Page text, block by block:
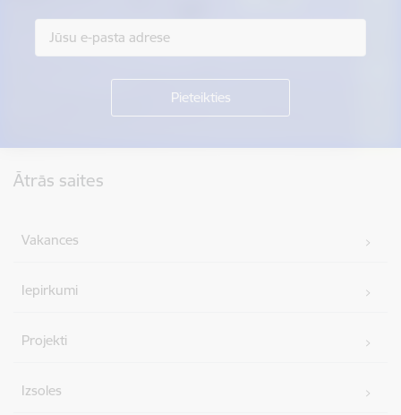
Ātrās saites
Vakances
Iepirkumi
Projekti
Izsoles